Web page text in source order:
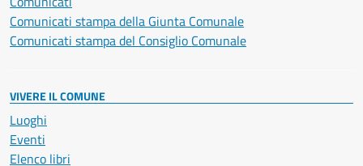
Comunicati stampa della Giunta Comunale
Comunicati stampa del Consiglio Comunale
VIVERE IL COMUNE
Luoghi
Eventi
Elenco libri